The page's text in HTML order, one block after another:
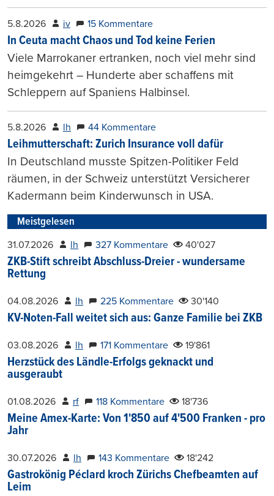
5.8.2026 iv 15 Kommentare
In Ceuta macht Chaos und Tod keine Ferien
Viele Marrokaner ertranken, noch viel mehr sind
heimgekehrt – Hunderte aber schaffens mit
Schleppern auf Spaniens Halbinsel.
5.8.2026 lh 44 Kommentare
Leihmutterschaft: Zurich Insurance voll dafür
In Deutschland musste Spitzen-Politiker Feld
räumen, in der Schweiz unterstützt Versicherer
Kadermann beim Kinderwunsch in USA.
Meistgelesen
31.07.2026 lh 327 Kommentare 40'027
ZKB-Stift schreibt Abschluss-Dreier - wundersame
Rettung
04.08.2026 lh 225 Kommentare 30'140
KV-Noten-Fall weitet sich aus: Ganze Familie bei ZKB
03.08.2026 lh 171 Kommentare 19'861
Herzstück des Ländle-Erfolgs geknackt und
ausgeraubt
01.08.2026 rf 118 Kommentare 18'736
Meine Amex-Karte: Von 1'850 auf 4'500 Franken - pro
Jahr
30.07.2026 lh 143 Kommentare 18'242
Gastrokönig Péclard kroch Zürichs Chefbeamten auf
Leim